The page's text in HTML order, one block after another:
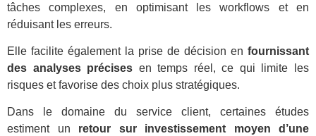
tâches complexes, en optimisant les workflows et en
réduisant les erreurs.
Elle facilite également la prise de décision en fournissant
des analyses précises en temps réel, ce qui limite les
risques et favorise des choix plus stratégiques.
Dans le domaine du service client, certaines études
estiment un retour sur investissement moyen d’une